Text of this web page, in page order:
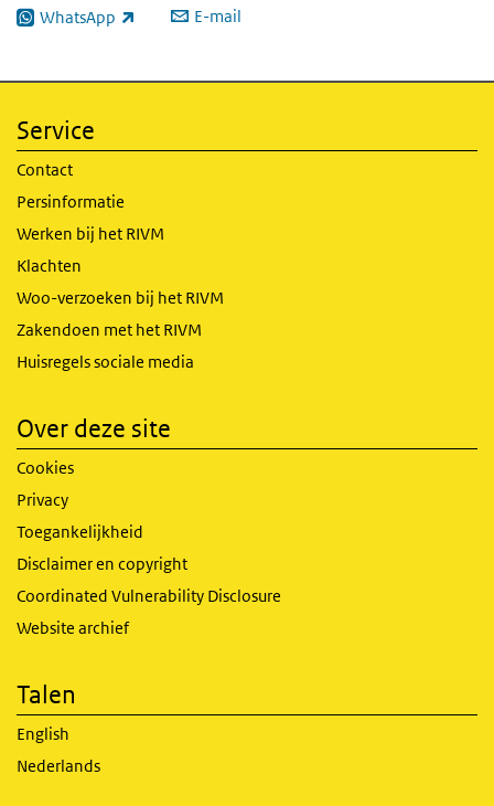
WhatsApp
(externe link) E-mail
Service
Contact
Persinformatie
Werken bij het RIVM
Klachten
Woo-verzoeken bij het RIVM
Zakendoen met het RIVM
Huisregels sociale media
Over deze site
Cookies
Privacy
Toegankelijkheid
Disclaimer en copyright
Coordinated Vulnerability Disclosure
Website archief
Talen
English
Nederlands